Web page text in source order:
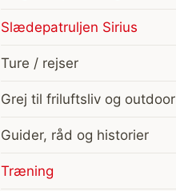
Slædepatruljen Sirius
Ture / rejser
Grej til friluftsliv og outdoor
Guider, råd og historier
Træning